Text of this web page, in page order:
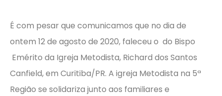
É com pesar que comunicamos que no dia de
ontem 12 de agosto de 2020, faleceu o do Bispo
Emérito da Igreja Metodista, Richard dos Santos
Canfield, em Curitiba/PR. A igreja Metodista na 5ª
Região se solidariza junto aos familiares e